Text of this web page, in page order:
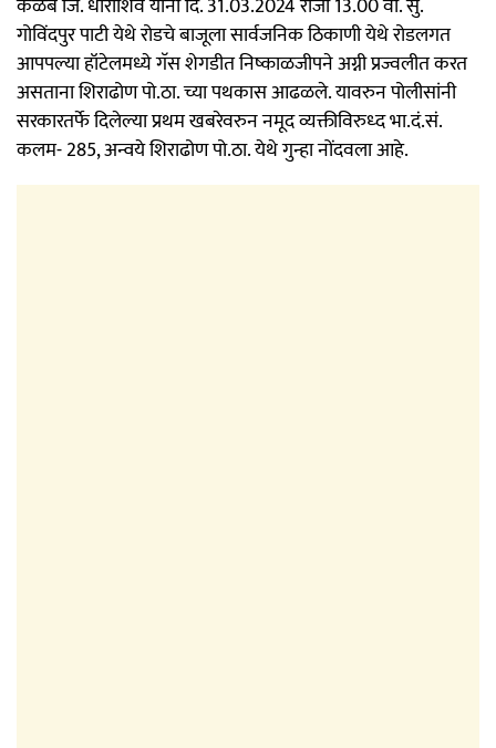
कळंब जि. धाराशिव यांनी दि. 31.03.2024 रोजी 13.00 वा. सु.
गोविंदपुर पाटी येथे रोडचे बाजूला सार्वजनिक ठिकाणी येथे रोडलगत
आपपल्या हॉटेलमध्ये गॅस शेगडीत निष्काळजीपने अग्नी प्रज्वलीत करत
असताना शिराढोण पो.ठा. च्या पथकास आढळले. यावरुन पोलीसांनी
सरकारतर्फे दिलेल्या प्रथम खबरेवरुन नमूद व्यक्तीविरुध्द भा.दं.सं.
कलम- 285, अन्वये शिराढोण पो.ठा. येथे गुन्हा नोंदवला आहे.